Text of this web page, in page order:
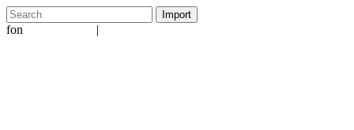
fon |